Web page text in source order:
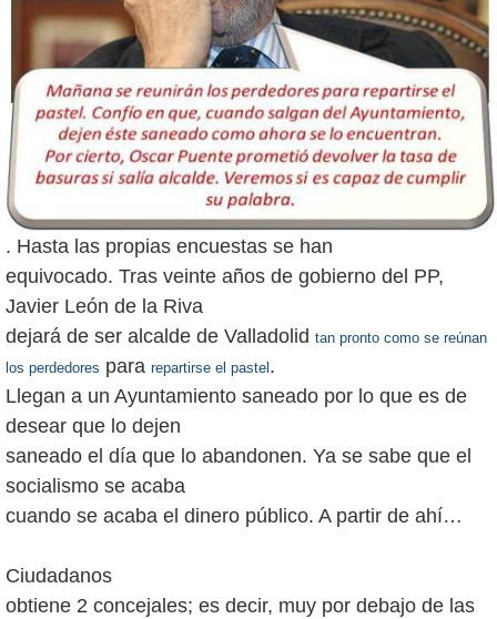
. Hasta las propias encuestas se han
equivocado. Tras veinte años de gobierno del PP,
Javier León de la Riva
dejará de ser alcalde de Valladolid tan pronto como se reúnan
los perdedores para repartirse el pastel .
Llegan a un Ayuntamiento saneado por lo que es de
desear que lo dejen
saneado el día que lo abandonen. Ya se sabe que el
socialismo se acaba
cuando se acaba el dinero público. A partir de ahí…
Ciudadanos
obtiene 2 concejales; es decir, muy por debajo de las